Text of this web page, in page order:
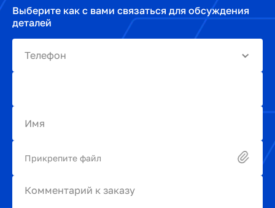
Выберите как с вами связаться для обсуждения
деталей
Телефон
Имя
Прикрепите файл
Комментарий к заказу